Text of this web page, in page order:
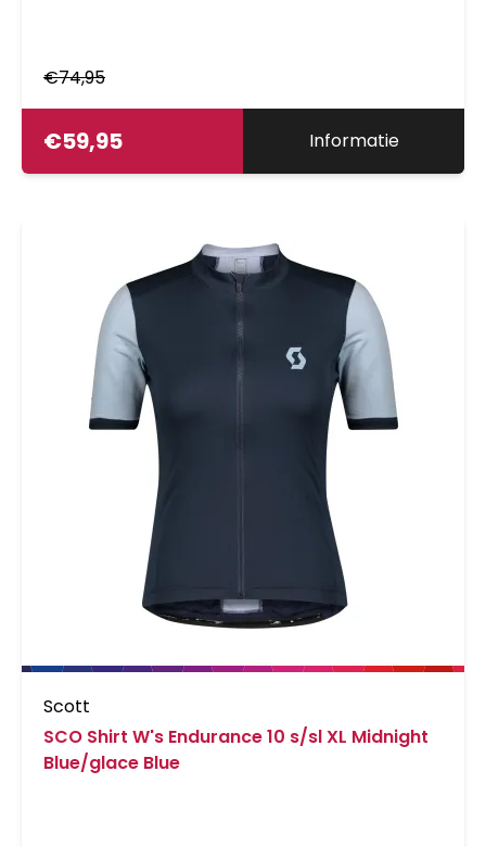
€74,95
€59,95 Informatie
Scott
SCO Shirt W's Endurance 10 s/sl XL Midnight
Blue/glace Blue